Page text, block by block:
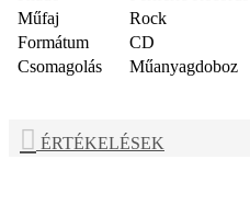
Műfaj
Rock
Formátum
CD
Csomagolás
Műanyagdoboz
ÉRTÉKELÉSEK